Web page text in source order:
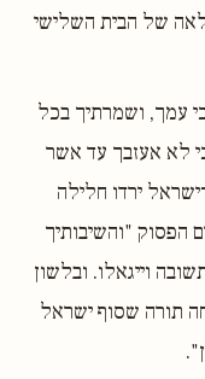
של הבית השלישי
עמך, ושמרתיך בכל
לא אעזבך עד אשר
ירדו חלילה
הפסוק "והשיבותיך
וייגאלו. ובלשון
תורה שסוף ישראל